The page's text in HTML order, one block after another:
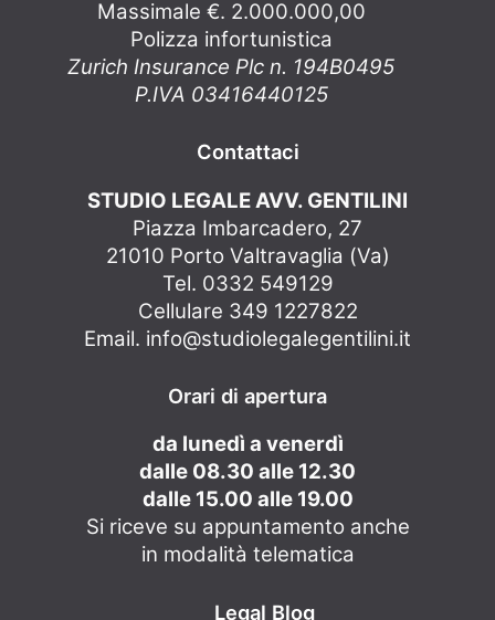
Massimale €. 2.000.000,00
Polizza infortunistica
Zurich Insurance Plc n. 194B0495
P.IVA 03416440125
Contattaci
STUDIO LEGALE AVV. GENTILINI
Piazza Imbarcadero, 27
21010 Porto Valtravaglia (Va)
Tel. 0332 549129
Cellulare 349 1227822
Email. info@studiolegalegentilini.it
Orari di apertura
da lunedì a venerdì
dalle 08.30 alle 12.30
dalle 15.00 alle 19.00
Si riceve su appuntamento anche
in modalità telematica
Legal Blog